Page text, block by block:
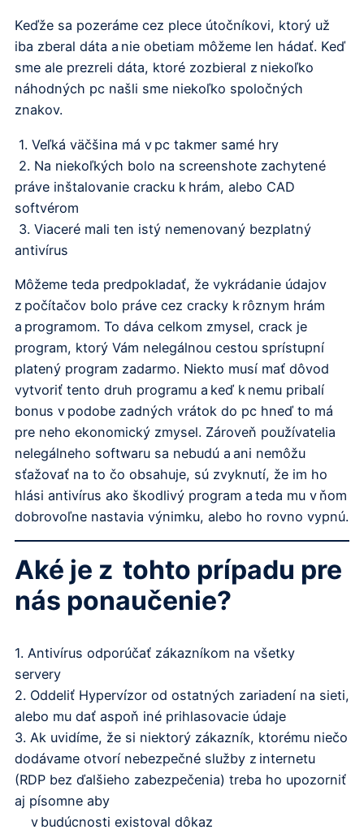
Keďže sa pozeráme cez plece útočníkovi, ktorý už
iba zberal dáta a nie obetiam môžeme len hádať. Keď
sme ale prezreli dáta, ktoré zozbieral z niekoľko
náhodných pc našli sme niekoľko spoločných
znakov.
1. Veľká väčšina má v pc takmer samé hry
2. Na niekoľkých bolo na screenshote zachytené
práve inštalovanie cracku k hrám, alebo CAD
softvérom
3. Viaceré mali ten istý nemenovaný bezplatný
antivírus
Môžeme teda predpokladať, že vykrádanie údajov
z počítačov bolo práve cez cracky k rôznym hrám
a programom. To dáva celkom zmysel, crack je
program, ktorý Vám nelegálnou cestou sprístupní
platený program zadarmo. Niekto musí mať dôvod
vytvoriť tento druh programu a keď k nemu pribalí
bonus v podobe zadných vrátok do pc hneď to má
pre neho ekonomický zmysel. Zároveň používatelia
nelegálneho softwaru sa nebudú a ani nemôžu
sťažovať na to čo obsahuje, sú zvyknutí, že im ho
hlási antivírus ako škodlivý program a teda mu v ňom
dobrovoľne nastavia výnimku, alebo ho rovno vypnú.
Aké je z tohto prípadu pre
nás ponaučenie?
1. Antivírus odporúčať zákazníkom na všetky
servery
2. Oddeliť Hypervízor od ostatných zariadení na sieti,
alebo mu dať aspoň iné prihlasovacie údaje
3. Ak uvidíme, že si niektorý zákazník, ktorému niečo
dodávame otvorí nebezpečné služby z internetu
(RDP bez ďalšieho zabezpečenia) treba ho upozorniť
aj písomne aby
v budúcnosti existoval dôkaz